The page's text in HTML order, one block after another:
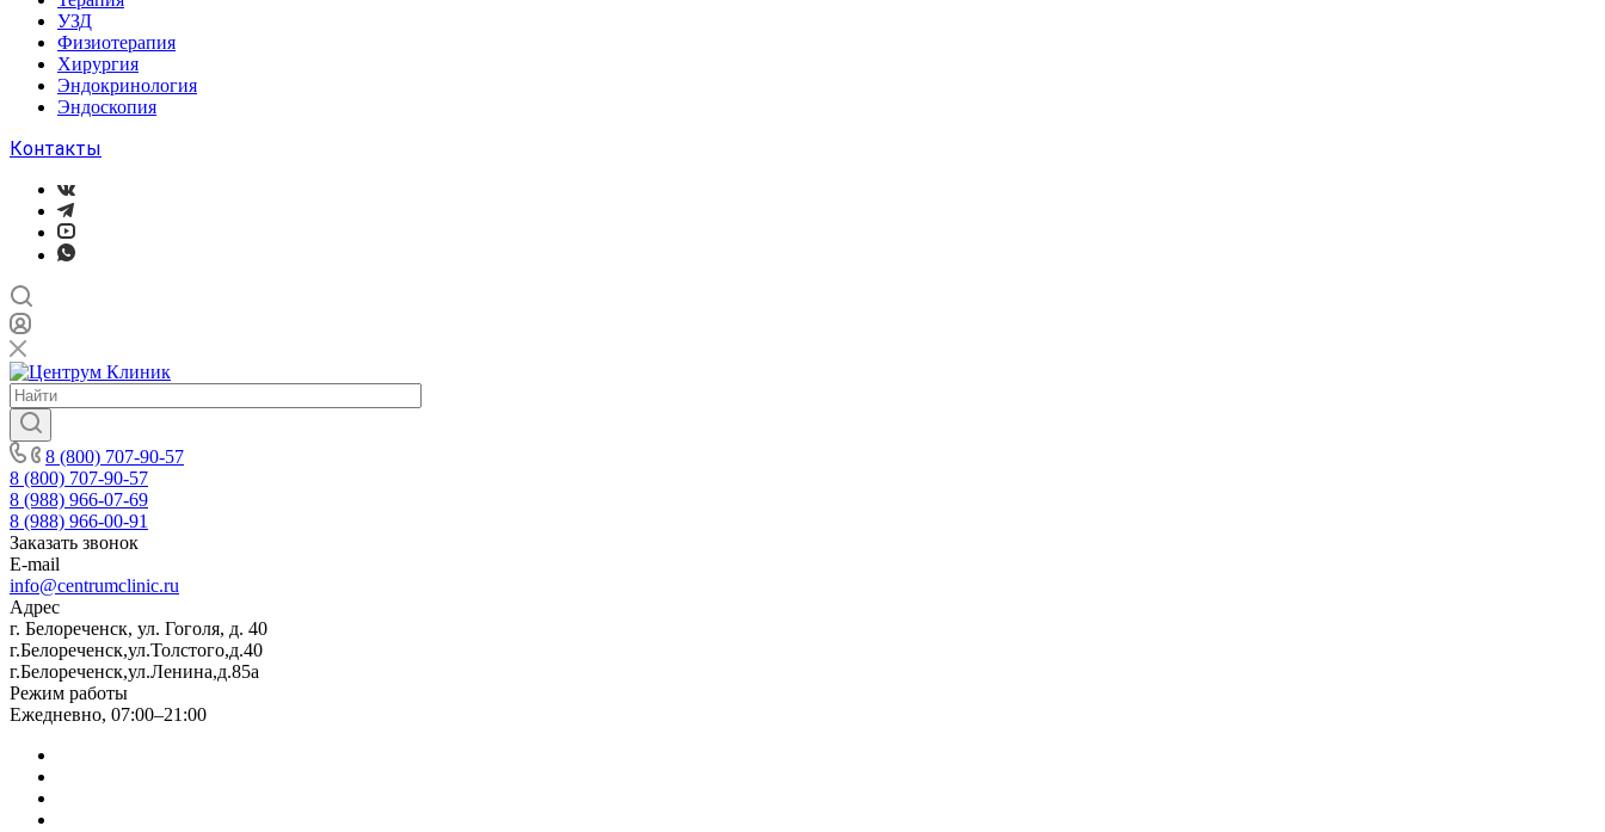
УЗД
Физиотерапия
Хирургия
Эндокринология
Эндоскопия
Контакты
8 (800) 707-90-57
8 (800) 707-90-57
8 (988) 966-07-69
8 (988) 966-00-91
Заказать звонок
E-mail
info@centrumclinic.ru
Адрес
г. Белореченск, ул. Гоголя, д. 40
г.Белореченск,ул.Толстого,д.40
г.Белореченск,ул.Ленина,д.85а
Режим работы
Ежедневно, 07:00–21:00